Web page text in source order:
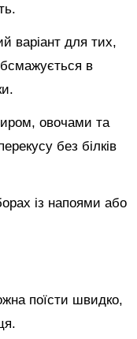
варіант для тих,
в
овочами та
без білків
із напоями або
поїсти швидко,